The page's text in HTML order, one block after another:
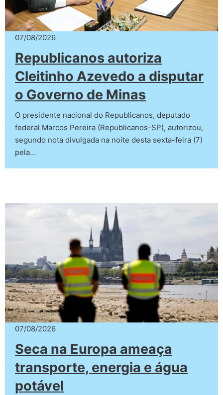
07/08/2026
Republicanos autoriza
Cleitinho Azevedo a disputar
o Governo de Minas
O presidente nacional do Republicanos, deputado
federal Marcos Pereira (Republicanos-SP), autorizou,
segundo nota divulgada na noite desta sexta-feira (7)
pela…
07/08/2026
Seca na Europa ameaça
transporte, energia e água
potável